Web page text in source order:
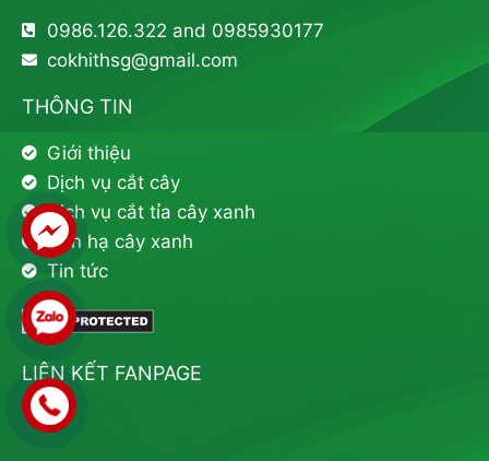
0986.126.322 and 0985930177
cokhithsg@gmail.com
THÔNG TIN
Giới thiệu
Dịch vụ cắt cây
Dịch vụ cắt tỉa cây xanh
Đốn hạ cây xanh
Tin tức
LIÊN KẾT FANPAGE